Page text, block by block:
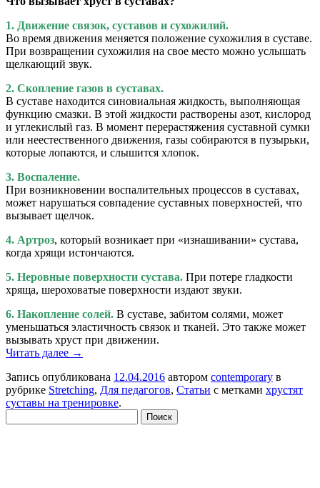
1. Движение связок, суставов и сухожилий.
Во время движения меняется положение сухожилия в суставе.
При возвращении сухожилия на свое место можно услышать
щелкающий звук.
2. Скопление газов в суставах.
В суставе находится синовиальная жидкость, выполняющая
функцию смазки. В этой жидкости растворены азот, кислород
и углекислый газ. В момент перерастяжения суставной сумки
или неестественного движения, газы собираются в пузырьки,
которые лопаются, и слышится хлопок.
3. Воспаление.
При возникновении воспалительных процессов в суставах,
может нарушаться совпадение суставных поверхностей, что
вызывает щелчок.
4. Артроз, который возникает при «изнашивании» сустава,
когда хрящи истончаются.
5. Неровные поверхности сустава. При потере гладкости
хряща, шероховатые поверхности издают звуки.
6. Накопление солей. В суставе, забитом солями, может
уменьшаться эластичность связок и тканей. Это также может
вызывать хруст при движении.
Читать далее →
Запись опубликована 12.04.2016 автором contemporary в
рубрике Stretching, Для педагогов, Статьи с метками хрустят
суставы на тренировке.